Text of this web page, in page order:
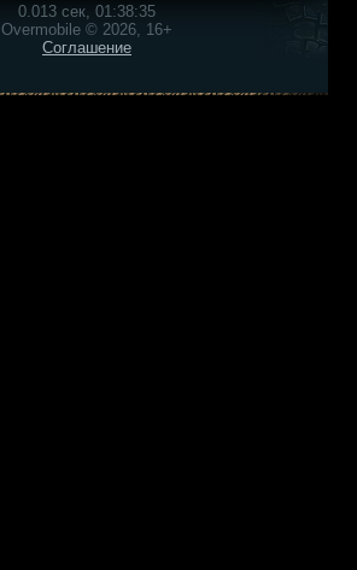
0.013 сек, 01:38:35
Overmobile © 2026, 16+
Соглашение